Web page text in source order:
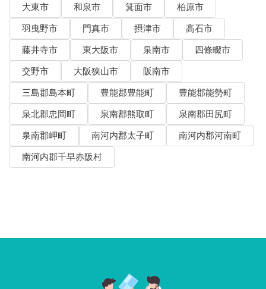
大東市
和泉市 箕面市
柏原市
羽曳野市
門真市 摂津市
高石市
藤井寺市
東大阪市 泉南市
四條畷市
交野市
大阪狭山市
阪南市
三島郡島本町
豊能郡豊能町
豊能郡能勢町
泉北郡忠岡町
泉南郡熊取町
泉南郡田尻町
泉南郡岬町
南河内郡太子町
南河内郡河南町
南河内郡千早赤阪村